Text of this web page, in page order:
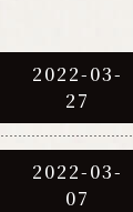
2022-03-
27
2022-03-
07